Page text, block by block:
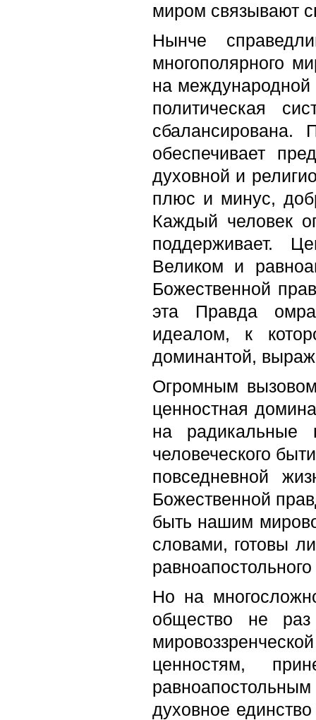
миром связывают
Нынче
многополярного
на международной
политическая
сбалансирована.
обеспечивает
духовной и
плюс и минус,
Каждый человек
поддерживает.
Великом и
Божественной
эта Правда
идеалом, к
доминантой,
Огромным
ценностная
на радикальные
человеческого
повседневной
Божественной
быть нашим
словами, готовы
Но на
общество не
ценностям,
духовное